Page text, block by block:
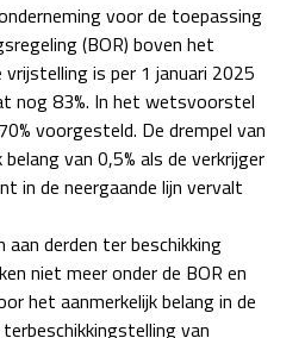
voor de toepassing
(BOR) boven het
is per 1 januari 2025
nog 83%. In het wetsvoorstel
voorgesteld. De drempel van
van 0,5% als de verkrijger
in de neergaande lijn vervalt
aan derden ter beschikking
niet meer onder de BOR en
het aanmerkelijk belang in de
van